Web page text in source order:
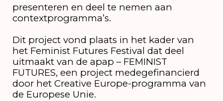
presenteren en deel te nemen aan
contextprogramma’s.
Dit project vond plaats in het kader van
het Feminist Futures Festival dat deel
uitmaakt van de apap – FEMINIST
FUTURES, een project medegefinancierd
door het Creative Europe-programma van
de Europese Unie.